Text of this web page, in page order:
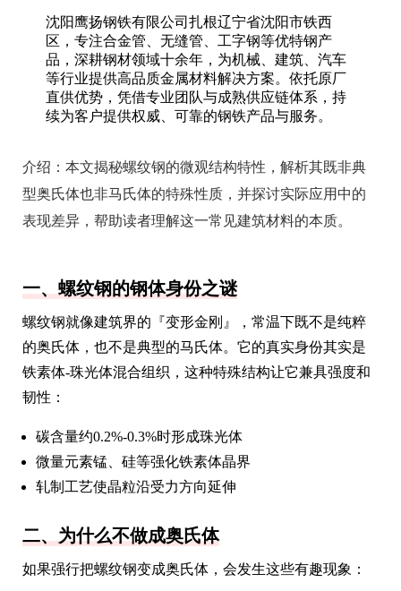
沈阳鹰扬钢铁有限公司扎根辽宁省沈阳市铁西
区，专注合金管、无缝管、工字钢等优特钢产
品，深耕钢材领域十余年，为机械、建筑、汽车
等行业提供高品质金属材料解决方案。依托原厂
直供优势，凭借专业团队与成熟供应链体系，持
续为客户提供权威、可靠的钢铁产品与服务。
介绍： 本文揭秘螺纹钢的微观结构特性，解析其既非典
型奥氏体也非马氏体的特殊性质，并探讨实际应用中的
表现差异，帮助读者理解这一常见建筑材料的本质。
一、螺纹钢的钢体身份之谜
螺纹钢就像建筑界的『变形金刚』，常温下既不是纯粹
的奥氏体，也不是典型的马氏体。它的真实身份其实是
铁素体-珠光体混合组织，这种特殊结构让它兼具强度和
韧性：
碳含量约0.2%-0.3%时形成珠光体
微量元素锰、硅等强化铁素体晶界
轧制工艺使晶粒沿受力方向延伸
二、为什么不做成奥氏体
如果强行把螺纹钢变成奥氏体，会发生这些有趣现象：